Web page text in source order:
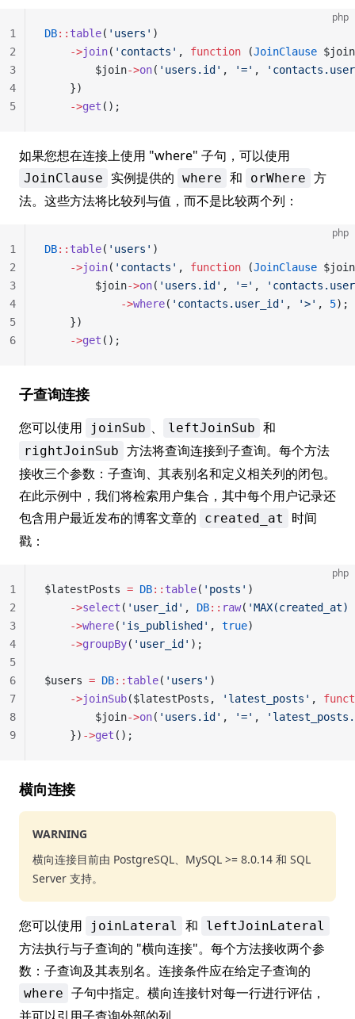
php
DB:: table( 'users' )
    ->
join( 'contacts' , function (JoinClause
        $join
->on( 'users.id' , '=' ,
    })
    ->
get ();
1
2
3
4
5
如果您想在连接上使用 "where" 子句，可以使用
JoinClause 实例提供的 where 和 orWhere 方
法。这些方法将比较列与值，而不是比较两个列：
php
DB:: table( 'users' )
    ->
join( 'contacts' , function (JoinClause
        $join
->on( 'users.id' , '=' ,
            ->
where( 'contacts.user_id' , '>' , 5);
    })
    ->
get ();
1
2
3
4
5
6
子查询连接
您可以使用 joinSub 、 leftJoinSub 和
rightJoinSub 方法将查询连接到子查询。每个方法
接收三个参数：子查询、其表别名和定义相关列的闭包。
在此示例中，我们将检索用户集合，其中每个用户记录还
包含用户最近发布的博客文章的
created_at
时间
戳：
php
$latestPosts = DB:: table( 'posts' )
    ->
select ( 'user_id' , DB:: raw(
    ->
where( 'is_published' , true)
    ->
groupBy( 'user_id' );
$users = DB:: table( 'users' )
    ->
joinSub($latestPosts, 'latest_posts' ,
        $join
->on( 'users.id' , '=' ,
    })
->get ();
1
2
3
4
5
6
7
8
9
横向连接
WARNING
横向连接目前由 PostgreSQL、MySQL >= 8.0.14 和 SQL
Server 支持。
您可以使用 joinLateral 和 leftJoinLateral
方法执行与子查询的 "横向连接"。每个方法接收两个参
数：子查询及其表别名。连接条件应在给定子查询的
where 子句中指定。横向连接针对每一行进行评估，